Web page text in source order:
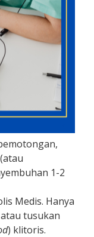
1-2
Medis. Hanya
tusukan
) klitoris.